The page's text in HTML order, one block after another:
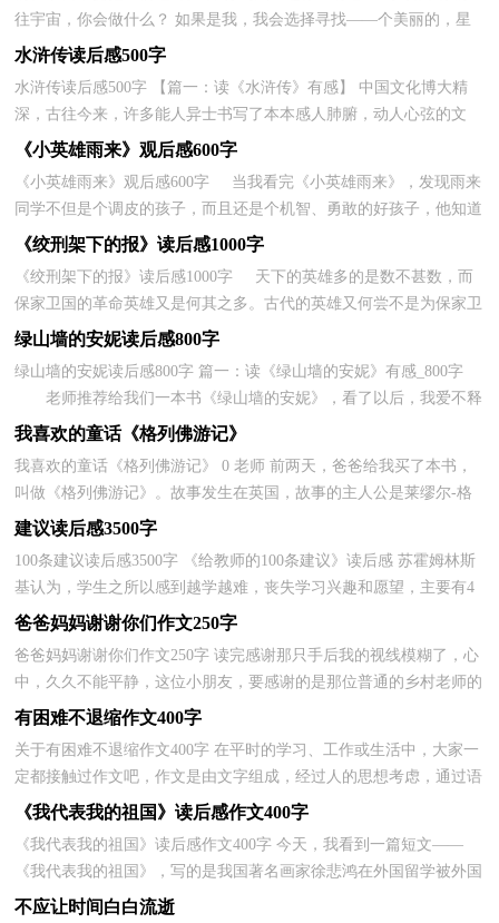
往宇宙，你会做什么？ 如果是我，我会选择寻找——个美丽的，星
球。 ——题记 最近，我们学校组织了科技节的活动，我们...
水浒传读后感500字
水浒传读后感500字 【篇一：读《水浒传》有感】 中国文化博大精
深，古往今来，许多能人异士书写了本本感人肺腑，动人心弦的文
章，《水浒传》便是其中一本。 《水浒传》主要讲述了一...
《小英雄雨来》观后感600字
《小英雄雨来》观后感600字 当我看完《小英雄雨来》，发现雨来
同学不但是个调皮的孩子，而且还是个机智、勇敢的好孩子，他知道
对待敌人要智取，而不是硬攻。 雨来同...
《绞刑架下的报》读后感1000字
《绞刑架下的报》读后感1000字 天下的英雄多的是数不甚数，而
保家卫国的革命英雄又是何其之多。古代的英雄又何尝不是为保家卫
国而牺牲呢，虽说英雄气短，但他们仍然誓死保...
绿山墙的安妮读后感800字
绿山墙的安妮读后感800字 篇一：读《绿山墙的安妮》有感_800字
老师推荐给我们一本书《绿山墙的安妮》，看了以后，我爱不释
手。读完这本书，我被深深地感动了，觉得这确实是一个...
我喜欢的童话《格列佛游记》
我喜欢的童话《格列佛游记》 0 老师 前两天，爸爸给我买了本书，
叫做《格列佛游记》。故事发生在英国，故事的主人公是莱缪尔-格
列佛。他是一个外科医生，但对航海非常感兴趣。 ...
建议读后感3500字
100条建议读后感3500字 《给教师的100条建议》读后感 苏霍姆林斯
基认为，学生之所以感到越学越难，丧失学习兴趣和愿望，主要有4
个原因——1、学生没有自由支配的时间。“学生每...
爸爸妈妈谢谢你们作文250字
爸爸妈妈谢谢你们作文250字 读完感谢那只手后我的视线模糊了，心
中，久久不能平静，这位小朋友，要感谢的是那位普通的乡村老师的
手，在别人心中，老师握着学生的手是很平凡的，可主人公确...
有困难不退缩作文400字
关于有困难不退缩作文400字 在平时的学习、工作或生活中，大家一
定都接触过作文吧，作文是由文字组成，经过人的思想考虑，通过语
言组织来表达一个主题意义的文体。相信写作文是一个...
《我代表我的祖国》读后感作文400字
《我代表我的祖国》读后感作文400字 今天，我看到一篇短文——
《我代表我的祖国》，写的是我国著名画家徐悲鸿在外国留学被外国
学生挑战，徐悲鸿怀着为国争光的激情，努力学习，获得了...
不应让时间白白流逝